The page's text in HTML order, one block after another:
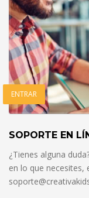
ENTRAR
SOPORTE EN
¿Tienes alguna
en lo que necesites,